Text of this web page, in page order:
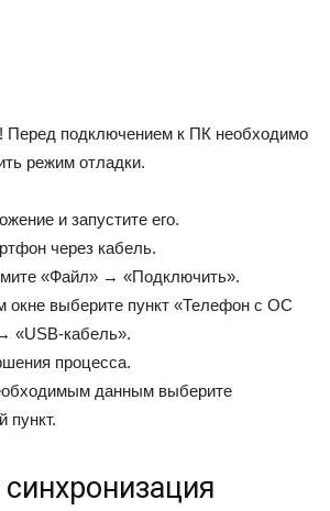
Перед подключением к ПК необходимо
режим отладки.
и запустите его.
через кабель.
«Файл» → «Подключить».
выберите пункт «Телефон с ОС
«USB-кабель».
процесса.
данным выберите
пункт.